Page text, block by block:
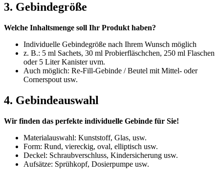
3. Gebindegröße
Welche Inhaltsmenge soll Ihr Produkt haben?
Individuelle Gebindegröße nach Ihrem Wunsch möglich
z. B.: 5 ml Sachets, 30 ml Probierfläschchen, 250 ml Flaschen
oder 5 Liter Kanister uvm.
Auch möglich: Re-Fill-Gebinde / Beutel mit Mittel- oder
Cornerspout usw.
4. Gebindeauswahl
Wir finden das perfekte individuelle Gebinde für Sie!
Materialauswahl: Kunststoff, Glas, usw.
Form: Rund, viereckig, oval, elliptisch usw.
Deckel: Schraubverschluss, Kindersicherung usw.
Aufsätze: Sprühkopf, Dosierpumpe usw.